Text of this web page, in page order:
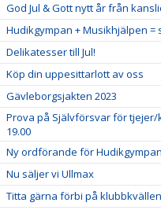
God Jul & Gott nytt år från
Hudikgympan + Musikhjälpen =
Delikatesser till Jul!
Köp din uppesittarlott av oss
Gävleborgsjakten 2023
Prova på Självförsvar för tjejer/
19.00
Ny ordförande för Hudikgympan
Nu säljer vi Ullmax
Titta gärna förbi på klubbkvällen